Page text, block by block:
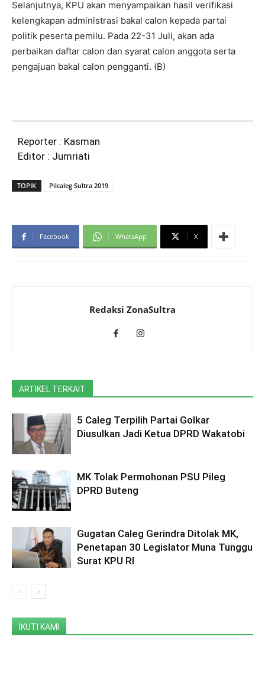
Selanjutnya, KPU akan menyampaikan hasil verifikasi
kelengkapan administrasi bakal calon kepada partai
politik peserta pemilu. Pada 22-31 Juli, akan ada
perbaikan daftar calon dan syarat calon anggota serta
pengajuan bakal calon pengganti. (B)
Reporter : Kasman
Editor : Jumriati
TOPIK Pilcaleg Sultra 2019
Facebook WhatsApp X
Redaksi ZonaSultra
ARTIKEL TERKAIT
5 Caleg Terpilih Partai Golkar
Diusulkan Jadi Ketua DPRD Wakatobi
MK Tolak Permohonan PSU Pileg
DPRD Buteng
Gugatan Caleg Gerindra Ditolak MK,
Penetapan 30 Legislator Muna Tunggu
Surat KPU RI
IKUTI KAMI